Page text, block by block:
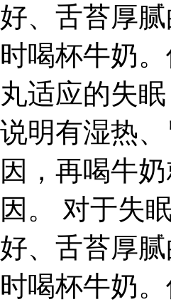
好、舌苔厚
时喝杯牛奶
丸适应的失
说明有湿热
因，再喝牛
因。 对于失
好、舌苔厚
时喝杯牛奶